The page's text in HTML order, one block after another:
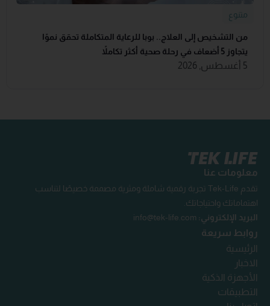
متنوع
من التشخيص إلى العلاج.. بوبا للرعاية المتكاملة تحقق نموًا
يتجاوز 5 أضعاف في رحلة صحية أكثر تكاملاً
5 أغسطس, 2026
معلومات عنا
تقدم Tek-Life تجربة رقمية شاملة ومثرية مصممة خصيصًا لتناسب
اهتماماتك واحتياجاتك.
البريد الإلكتروني: info@tek-life.com
روابط سريعة
الرئيسية
الاخبار
الأجهزة الذكية
التطبيقات